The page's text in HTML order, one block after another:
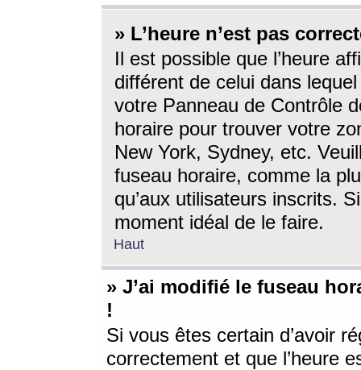
» L’heure n’est pas
Il est possible que l’heure
différent de celui dans
votre Panneau de Contrôle
horaire pour trouver votre
New York, Sydney, etc.
fuseau horaire, comme la
qu’aux utilisateurs inscrits.
moment idéal de le faire.
Haut
» J’ai modifié le fuseau
!
Si vous êtes certain d’avoir
correctement et que l’heure